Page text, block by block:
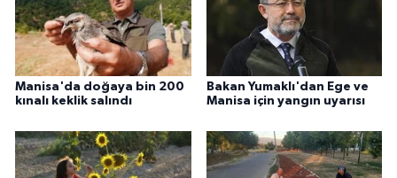
Manisa'da doğaya bin 200
kınalı keklik salındı
Bakan Yumaklı'dan Ege ve
Manisa için yangın uyarısı